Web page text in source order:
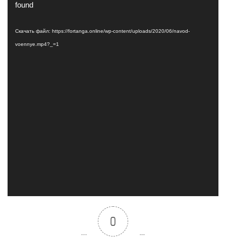
found
Скачать файл: https://fortanga.online/wp-content/uploads/2020/06/navod-
voennye.mp4?_=1
0